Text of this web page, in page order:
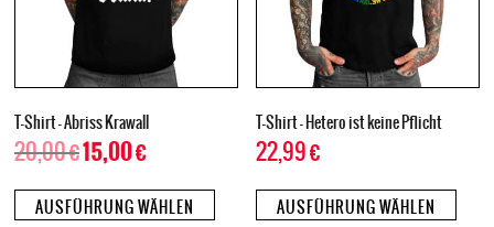
T-Shirt – Abriss Krawall
20,00€15,00€
AUSFÜHRUNG WÄHLEN
T-Shirt – Hetero ist keine Pflicht
22,99€
AUSFÜHRUNG WÄHLEN